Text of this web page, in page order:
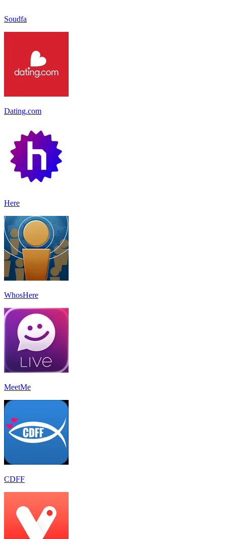
Soudfa
Dating.com
Here
WhosHere
MeetMe
CDFF